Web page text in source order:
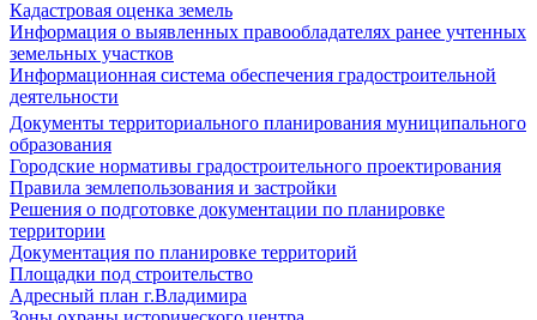
Кадастровая оценка земель
Информация о выявленных правообладателях ранее учтенных
земельных участков
Информационная система обеспечения градостроительной
деятельности
Документы территориального планирования муниципального
образования
Городские нормативы градостроительного проектирования
Правила землепользования и застройки
Решения о подготовке документации по планировке
территории
Документация по планировке территорий
Площадки под строительство
Адресный план г.Владимира